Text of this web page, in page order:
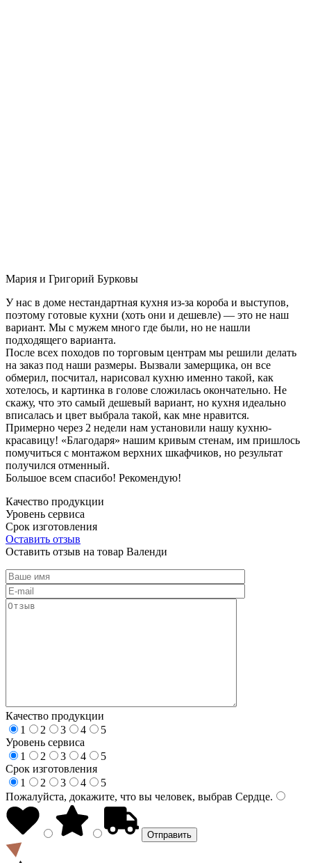
Мария и Григорий Бурковы
У нас в доме нестандартная кухня из-за короба и выступов,
поэтому готовые кухни (хоть они и дешевле) — это не наш
вариант. Мы с мужем много где были, но не нашли
подходящего варианта.
После всех походов по торговым центрам мы решили делать
на заказ под наши размеры. Вызвали замерщика, он все
обмерил, посчитал, нарисовал кухню именно такой, как
хотелось, и картинка в голове сложилась окончательно. Не
скажу, что это самый дешевый вариант, но кухня идеально
вписалась и цвет выбрала такой, как мне нравится.
Примерно через 2 недели нам установили нашу кухню-
красавицу! «Благодаря» нашим кривым стенам, им пришлось
помучиться с монтажом верхних шкафчиков, но результат
получился отменный.
Большое всем спасибо! Рекомендую!
Качество продукции
Уровень сервиса
Срок изготовления
Оставить отзыв
Оставить отзыв на товар Валенди
Качество продукции
1
2 3 4
5
Уровень сервиса
1
2 3 4
5
Срок изготовления
1
2 3 4
5
Пожалуйста, докажите, что вы человек, выбрав Сердце.